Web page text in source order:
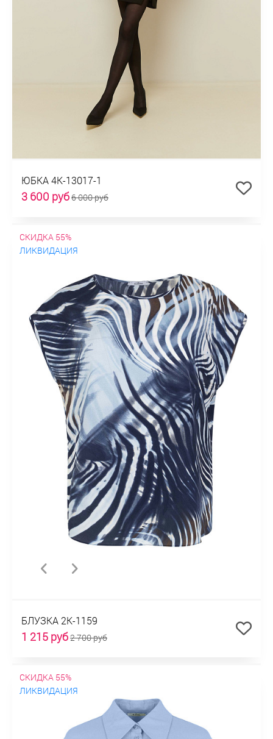
ЮБКА 4К-13017-1
3 600 руб6 000 руб
СКИДКА 55%
ЛИКВИДАЦИЯ
БЛУЗКА 2К-1159
1 215 руб2 700 руб
СКИДКА 55%
ЛИКВИДАЦИЯ